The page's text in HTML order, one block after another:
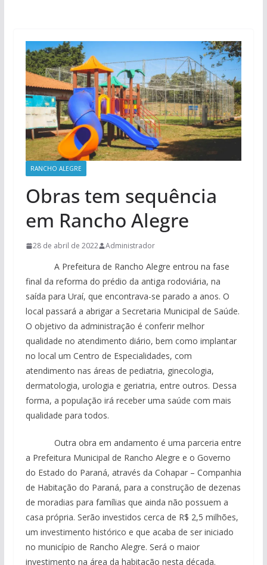
RANCHO ALEGRE
Obras tem sequência
em Rancho Alegre
28 de abril de 2022 Administrador
A Prefeitura de Rancho Alegre entrou na fase
final da reforma do prédio da antiga rodoviária, na
saída para Uraí, que encontrava-se parado a anos. O
local passará a abrigar a Secretaria Municipal de Saúde.
O objetivo da administração é conferir melhor
qualidade no atendimento diário, bem como implantar
no local um Centro de Especialidades, com
atendimento nas áreas de pediatria, ginecologia,
dermatologia, urologia e geriatria, entre outros. Dessa
forma, a população irá receber uma saúde com mais
qualidade para todos.
Outra obra em andamento é uma parceria entre
a Prefeitura Municipal de Rancho Alegre e o Governo
do Estado do Paraná, através da Cohapar – Companhia
de Habitação do Paraná, para a construção de dezenas
de moradias para famílias que ainda não possuem a
casa própria. Serão investidos cerca de R$ 2,5 milhões,
um investimento histórico e que acaba de ser iniciado
no município de Rancho Alegre. Será o maior
investimento na área da habitação nesta década.